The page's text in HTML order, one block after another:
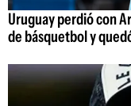
Uruguay perdió con
de básquetbol y